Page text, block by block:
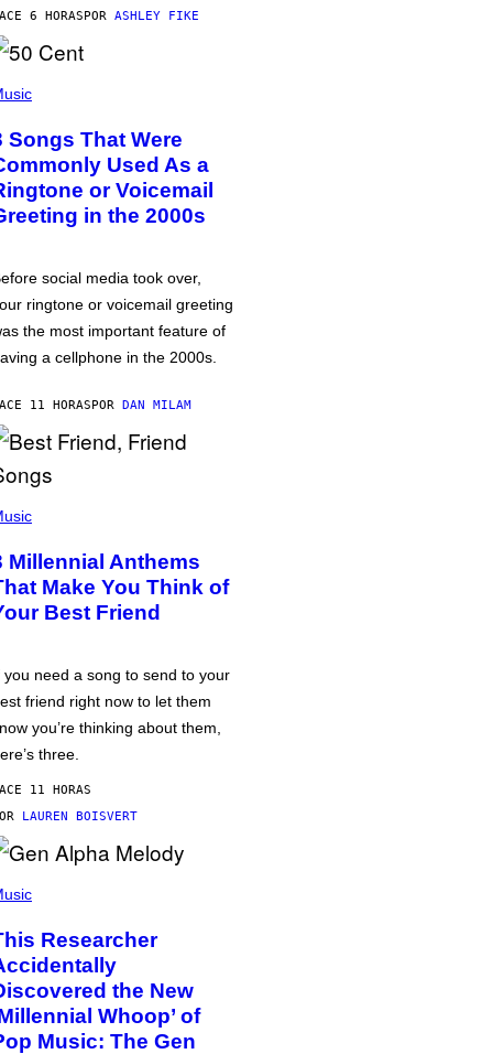
6 HORASPOR ASHLEY FIKE
Songs That Were
Used As a
or Voicemail
in the 2000s
social media took over,
ringtone or voicemail greeting
the most important feature of
a cellphone in the 2000s.
11 HORASPOR DAN MILAM
Millennial Anthems
Make You Think of
Best Friend
you need a song to send to your
friend right now to let them
you’re thinking about them,
three.
11 HORAS
LAUREN BOISVERT
Researcher
the New
Whoop’ of
Music: The Gen